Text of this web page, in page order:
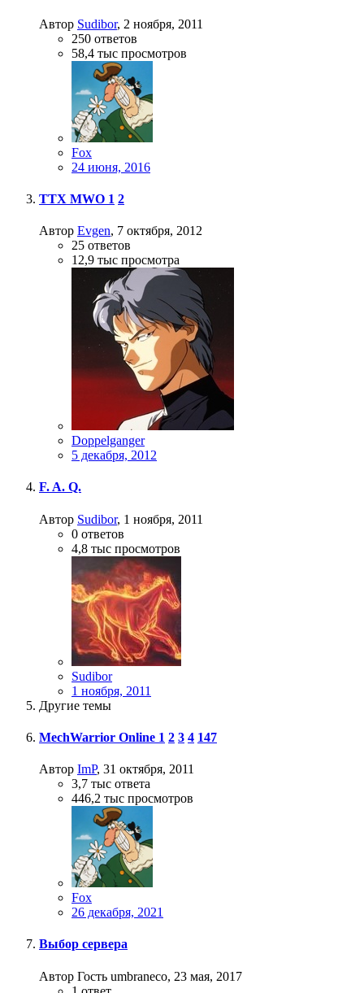
Автор Sudibor, 2 ноября, 2011
250 ответов
58,4 тыс просмотров
Fox
24 июня, 2016
TTX MWO 1 2
Автор Evgen, 7 октября, 2012
25 ответов
12,9 тыс просмотра
Doppelganger
5 декабря, 2012
F. A. Q.
Автор Sudibor, 1 ноября, 2011
0 ответов
4,8 тыс просмотров
Sudibor
1 ноября, 2011
Другие темы
MechWarrior Online 1 2 3 4 147
Автор ImP, 31 октября, 2011
3,7 тыс ответа
446,2 тыс просмотров
Fox
26 декабря, 2021
Выбор сервера
Автор Гость umbraneco, 23 мая, 2017